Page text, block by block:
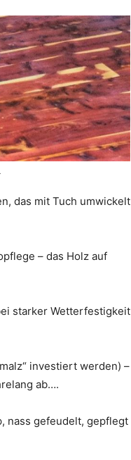
das mit Tuch umwickelt
– das Holz auf
starker Wetterfestigkeit
investiert werden) –
ab….
nass gefeudelt, gepflegt